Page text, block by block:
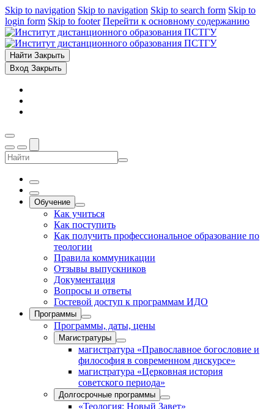
Skip to navigation Skip to navigation Skip to search form Skip to
login form Skip to footer Перейти к основному содержанию
Найти Закрыть
Вход Закрыть
Обучение
Как учиться
Как поступить
Как получить профессиональное образование по
теологии
Правила коммуникации
Отзывы выпускников
Документация
Вопросы и ответы
Гостевой доступ к программам ИДО
Программы
Программы, даты, цены
Магистратуры
магистратура «Православное богословие и
философия в современном дискурсе»
магистратура «Церковная история
советского периода»
Долгосрочные программы
«Теология: Новый Завет»